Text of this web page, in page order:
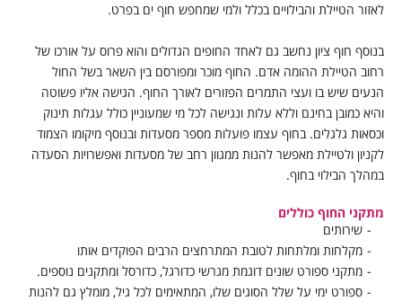
לאזור הטיילת והבילויים בכלל ולמי שמחפש חוף ים בפרט.
בנוסף חוף ציון נחשב גם לאחד החופים הגדולים והוא פרוס על אורכו של
רחוב הטיילת ההומה אדם. החוף מוכר ומפורסם בין השאר בשל החול
הנעים שיש בו ועצי התמרים הפזורים לאורך החוף. הגישה אליו פשוטה
והיא כמובן בחינם וללא עלות ונגישה לכל מי שמעוניין כולל עגלות תינוק
וכסאות גלגלים. בחוף עצמו פועלות מספר מסעדות ובנוסף מיקומו הצמוד
לקניון ולטיילת מאפשר להנות ממגוון רחב של מסעדות ואפשרויות הסעדה
במהלך הבילוי בחוף.
מתקני החוף כוללים
שירותים
מקלחות ומלתחות לטובת המתרחצים הרבים הפוקדים אותו
מתקני ספורט שונים דוגמת מגרשי כדורגל, כדורסל ומתקנים נוספים.
ספורט ימי על שלל הסוגים שלו, המתאימים לכל גיל, מומלץ גם להנות